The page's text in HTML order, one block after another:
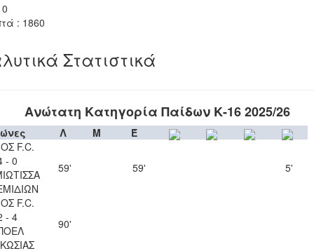
: 1860
Στατιστικά
Ανώτατη Κατηγορία Παίδων Κ-16 2025/26
Λ Μ
Έ
F.C.
- 0
59' 59' 5'
F.C.
- 4
90'